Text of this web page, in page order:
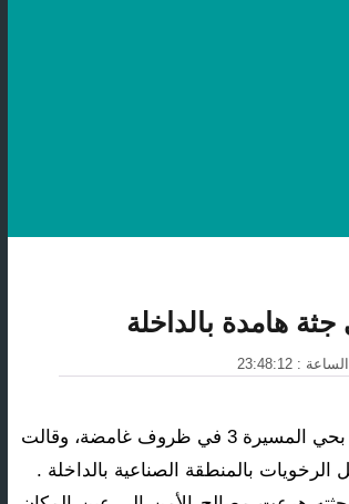
هامدة بالداخلة
عثر على جثة شخص من جنسية كورية بأحد المنازل بحي المسيرة 3 في ظروف غامضة، وقالت
بالمنطقة الصناعية بالداخلة .